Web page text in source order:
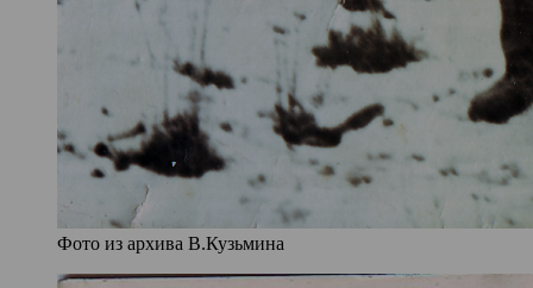
Фото из архива В.Кузьмина